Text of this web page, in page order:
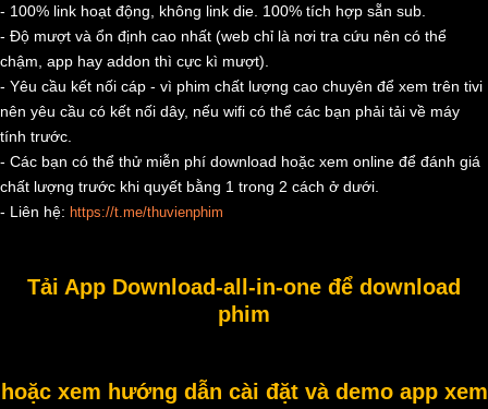
- 100% link hoạt động, không link die. 100% tích hợp sẵn sub.
- Độ mượt và ổn định cao nhất (web chỉ là nơi tra cứu nên có thể
chậm, app hay addon thì cực kì mượt).
- Yêu cầu kết nối cáp - vì phim chất lượng cao chuyên để xem trên tivi
nên yêu cầu có kết nối dây, nếu wifi có thể các bạn phải tải về máy
tính trước.
- Các bạn có thể thử miễn phí download hoặc xem online để đánh giá
chất lượng trước khi quyết bằng 1 trong 2 cách ở dưới.
- Liên hệ: https://t.me/thuvienphim
Tải App Download-all-in-one để download
phim
hoặc xem hướng dẫn cài đặt và demo app xem